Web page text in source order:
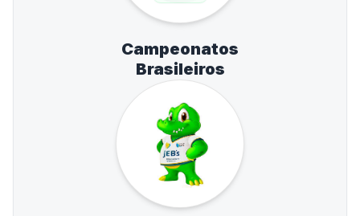
Campeonatos
Brasileiros